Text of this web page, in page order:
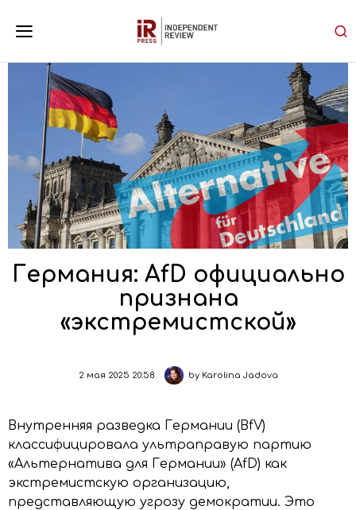
Германия: AfD официально
признана
«экстремистской»
2 мая 2025 20:58 by Karolina Jadova
Внутренняя разведка Германии (BfV)
классифицировала ультраправую партию
«Альтернатива для Германии» (AfD) как
экстремистскую организацию,
представляющую угрозу демократии. Это